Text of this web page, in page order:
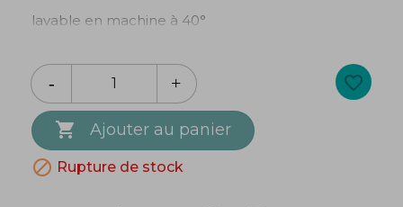
lavable en machine à 40°
longueur du ruban : 28 cm environ
Création Bibop &Lula
 Ajouter au panier
favorite_border
 Rupture de stock